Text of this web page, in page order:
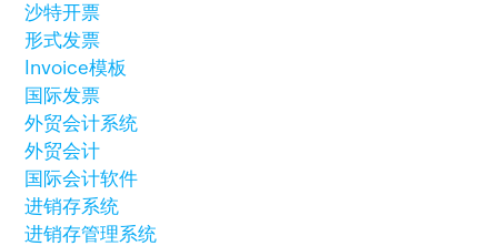
沙特开票
形式发票
Invoice模板
国际发票
外贸会计系统
外贸会计
国际会计软件
进销存系统
进销存管理系统